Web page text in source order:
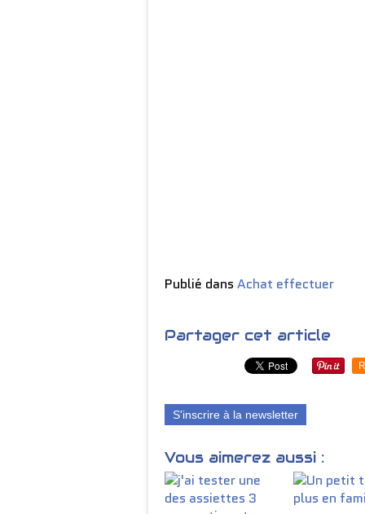
Publié dans Achat effectuer
Partager cet article
S'inscrire à la newsletter
Vous aimerez aussi :